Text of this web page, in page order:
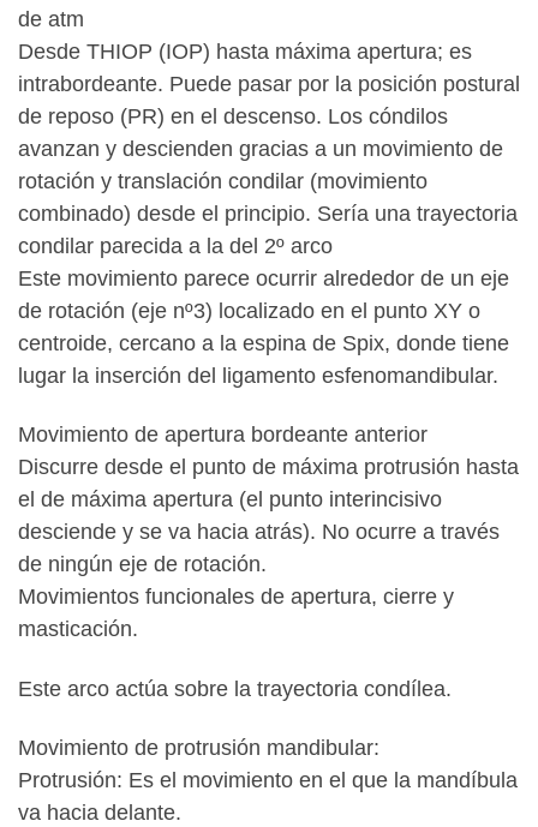
de atm
Desde THIOP (IOP) hasta máxima apertura; es
intrabordeante. Puede pasar por la posición postural
de reposo (PR) en el descenso. Los cóndilos
avanzan y descienden gracias a un movimiento de
rotación y translación condilar (movimiento
combinado) desde el principio. Sería una trayectoria
condilar parecida a la del 2º arco
Este movimiento parece ocurrir alrededor de un eje
de rotación (eje nº3) localizado en el punto XY o
centroide, cercano a la espina de Spix, donde tiene
lugar la inserción del ligamento esfenomandibular.
Movimiento de apertura bordeante anterior
Discurre desde el punto de máxima protrusión hasta
el de máxima apertura (el punto interincisivo
desciende y se va hacia atrás). No ocurre a través
de ningún eje de rotación.
Movimientos funcionales de apertura, cierre y
masticación.
Este arco actúa sobre la trayectoria condílea.
Movimiento de protrusión mandibular:
Protrusión: Es el movimiento en el que la mandíbula
va hacia delante.